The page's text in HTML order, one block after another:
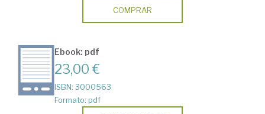
COMPRAR
Ebook: pdf
23,00 €
ISBN: 3000563
Formato: pdf